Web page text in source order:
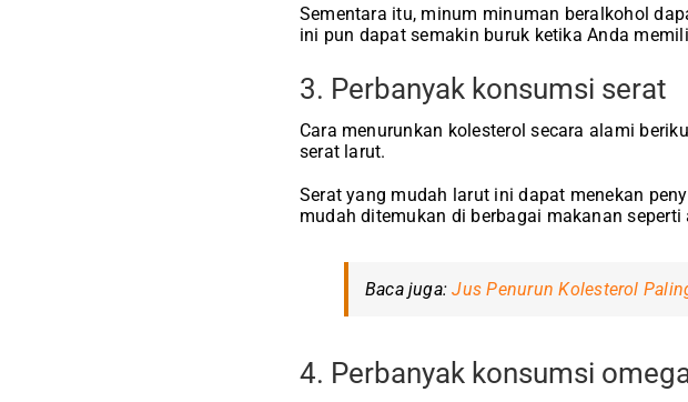
Sementara itu, minum minuman beralkohol
ini pun dapat semakin buruk ketika Anda
3. Perbanyak konsumsi serat
Cara menurunkan kolesterol secara alami
serat larut.
Serat yang mudah larut ini dapat menekan
mudah ditemukan di berbagai makanan seperti
Baca juga:Jus Penurun Kolesterol
4. Perbanyak konsumsi